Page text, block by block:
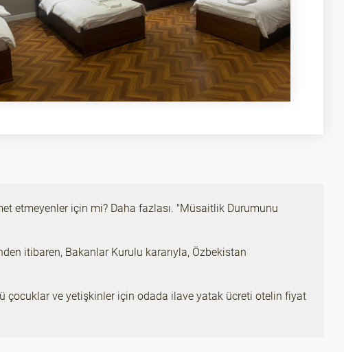
etmeyenler için mi? Daha fazlası. "Müsaitlik Durumunu
itibaren, Bakanlar Kurulu kararıyla, Özbekistan
çocuklar ve yetişkinler için odada ilave yatak ücreti otelin fiyat